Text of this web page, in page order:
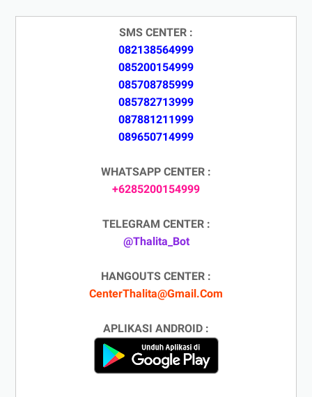
SMS CENTER :
082138564999
085200154999
085708785999
085782713999
087881211999
089650714999
WHATSAPP CENTER :
+6285200154999
TELEGRAM CENTER :
@Thalita_Bot
HANGOUTS CENTER :
CenterThalita@Gmail.Com
APLIKASI ANDROID :